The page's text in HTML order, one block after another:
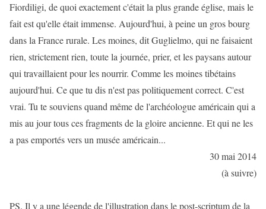
Fiordiligi, de quoi exactement c'était la plus grande église, mais le
fait est qu'elle était immense. Aujourd'hui, à peine un gros bourg
dans la France rurale. Les moines, dit Guglielmo, qui ne faisaient
rien, strictement rien, toute la journée, prier, et les paysans autour
qui travaillaient pour les nourrir. Comme les moines tibétains
aujourd'hui. Ce que tu dis n'est pas politiquement correct. C'est
vrai. Tu te souviens quand même de l'archéologue américain qui a
mis au jour tous ces fragments de la gloire ancienne. Et qui ne les
a pas emportés vers un musée américain...
30 mai 2014
(à suivre)
PS. Il y a une légende de l'illustration dans le post-scriptum de la